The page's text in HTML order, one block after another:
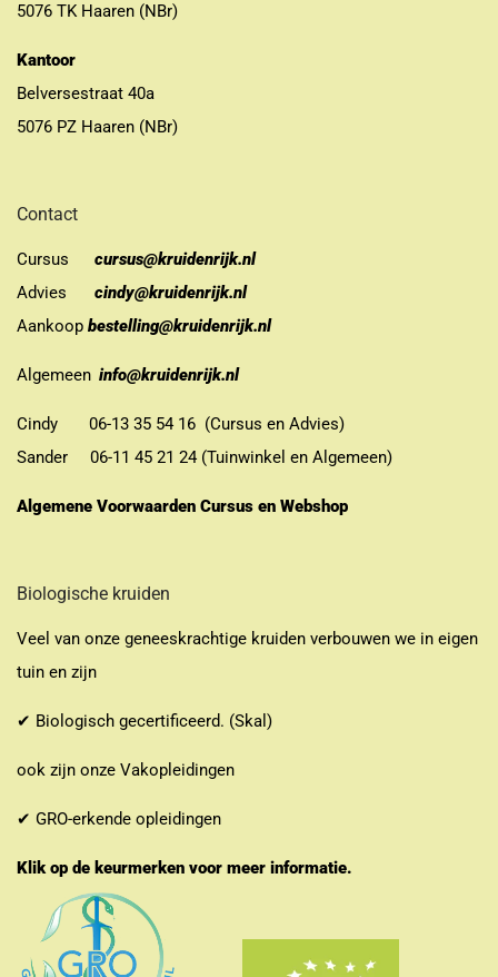
5076 TK Haaren (NBr)
Kantoor
Belversestraat 40a
5076 PZ Haaren (NBr)
Contact
Cursus
cursus@kruidenrijk.nl
Advies
cindy@kruidenrijk.nl
Aankoop bestelling@kruidenrijk.nl
Algemeen info@kruidenrijk.nl
Cindy 06-13 35 54 16 (Cursus en Advies)
Sander 06-11 45 21 24 (Tuinwinkel en Algemeen)
Algemene Voorwaarden Cursus en Webshop
Biologische kruiden
Veel van onze geneeskrachtige kruiden verbouwen we in eigen
tuin en zijn
✔ Biologisch gecertificeerd. (Skal)
ook zijn onze Vakopleidingen
✔ GRO-erkende opleidingen
Klik op de keurmerken voor meer informatie.